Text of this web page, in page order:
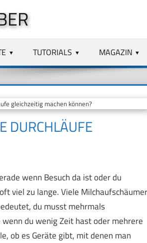
TUTORIALS MAGAZIN
gleichzeitig machen können?
DURCHLÄUFE
wenn Besuch da ist oder du
viel zu lange. Viele Milchaufschäumer
du musst mehrmals
du wenig Zeit hast oder mehrere
ob es Geräte gibt, mit denen man